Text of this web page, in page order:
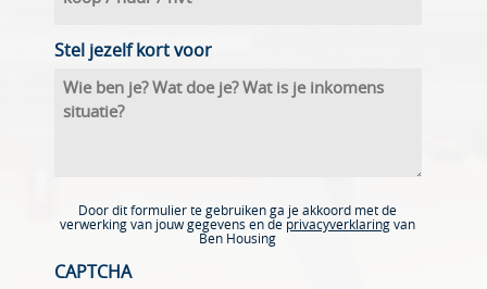
Stel jezelf kort voor
Door dit formulier te gebruiken ga je akkoord met de
verwerking van jouw gegevens en de privacyverklaring van
Ben Housing
CAPTCHA